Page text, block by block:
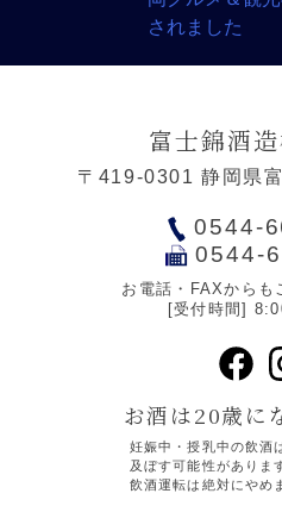
富士錦酒
〒419-0301 静岡県
0544-
0544-
お電話・FAXからも
[受付時間]
お酒は20歳に
妊娠中・授乳中の飲酒
及ぼす可能性がありま
飲酒運転は絶対にやめ